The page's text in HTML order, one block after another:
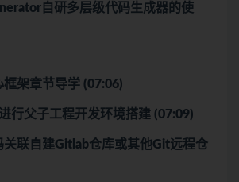
自研多层级代码生成器的使
架章节导学 (07:06)
行父子工程开发环境搭建 (07:09)
关联自建Gitlab仓库或其他Git远程仓